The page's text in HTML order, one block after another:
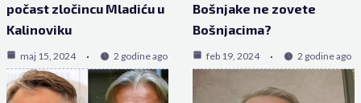
počast zločincu Mladiću u
Kalinoviku
maj 15, 2024 2 godine ago
Bošnjake ne zovete
Bošnjacima?
feb 19, 2024 2 godine ago